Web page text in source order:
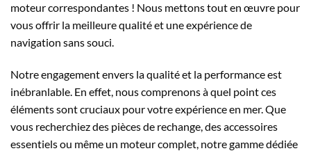
moteur correspondantes ! Nous mettons tout en œuvre pour
vous offrir la meilleure qualité et une expérience de
navigation sans souci.
Notre engagement envers la qualité et la performance est
inébranlable. En effet, nous comprenons à quel point ces
éléments sont cruciaux pour votre expérience en mer. Que
vous recherchiez des pièces de rechange, des accessoires
essentiels ou même un moteur complet, notre gamme dédiée